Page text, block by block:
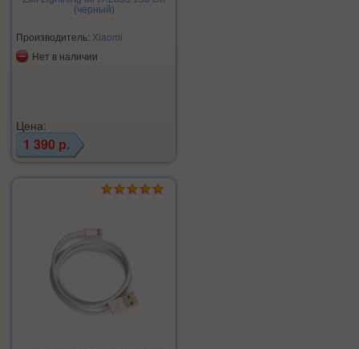
(черный)
Производитель: Xiaomi
Нет в наличии
Цена:
1 390 р.